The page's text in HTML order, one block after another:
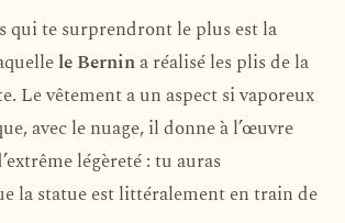
qui te surprendront le plus est la
le Bernina réalisé les plis de la
Le vêtement a un aspect si vaporeux
avec le nuage, il donne à l’œuvre
légèreté : tu auras
la statue est littéralement en train de